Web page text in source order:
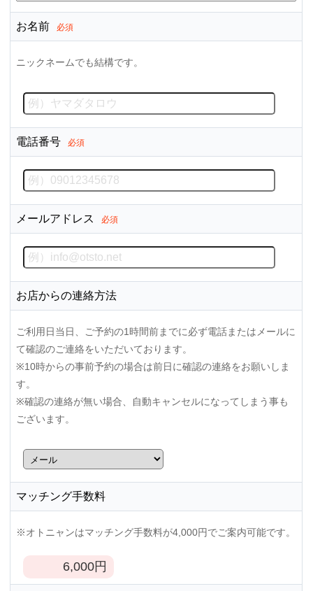
お名前 必須
ニックネームでも結構です。
電話番号 必須
メールアドレス 必須
お店からの連絡方法
ご利用日当日、ご予約の1時間前までに必ず電話またはメールに
て確認のご連絡をいただいております。
※10時からの事前予約の場合は前日に確認の連絡をお願いしま
す。
※確認の連絡が無い場合、自動キャンセルになってしまう事も
ございます。
マッチング手数料
※オトニャンはマッチング手数料が4,000円でご案内可能です。
6,000円